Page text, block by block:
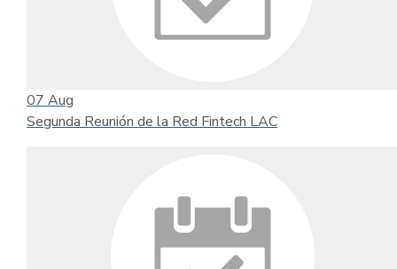
07 Aug
Segunda Reunión de la Red Fintech LAC